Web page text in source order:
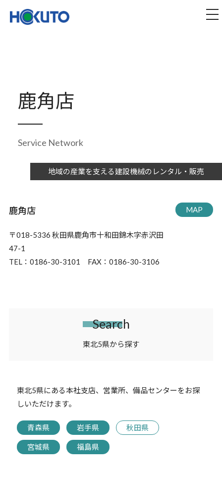
鹿角店
Service Network
地域の産業を支える建設機械のレンタル・販売
鹿角店
〒018-5336 秋田県鹿角市十和田錦木字赤沢田
47-1
TEL：0186-30-3101 FAX：0186-30-3106
MAP
Search
東北5県から探す
東北5県にある本社支店、営業所、備品センターをお探
しいただけます。
青森県 岩手県 秋田県
宮城県 福島県